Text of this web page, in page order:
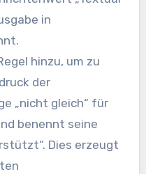
in
hinzu, um zu
der
„nicht gleich“ für
benennt seine
Dies erzeugt